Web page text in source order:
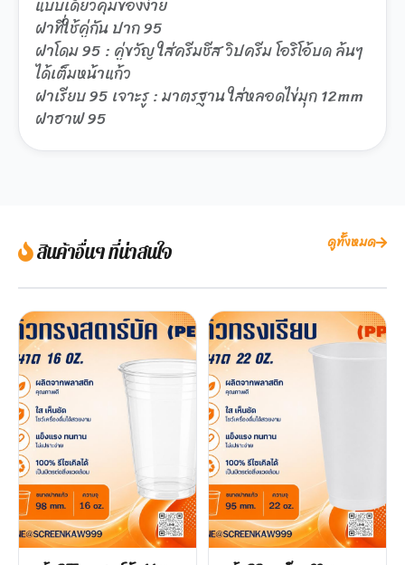
แบบเดียวคุมของง่าย
ฝาที่ใช้คู่กัน ปาก 95
ฝาโดม 95 : คู่ขวัญ ใส่ครีมชีส วิปครีม โอริโอ้บด ล้นๆ
ได้เต็มหน้าแก้ว
ฝาเรียบ 95 เจาะรู : มาตรฐาน ใส่หลอดไข่มุก 12mm
ฝาฮาฟ 95
สินค้าอื่นๆ ที่น่าสนใจ ดูทั้งหมด